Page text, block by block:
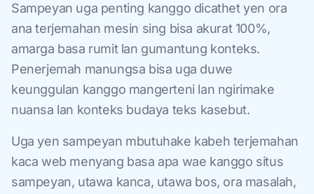
Sampeyan uga penting kanggo dicathet yen ora
ana terjemahan mesin sing bisa akurat 100%,
amarga basa rumit lan gumantung konteks.
Penerjemah manungsa bisa uga duwe
keunggulan kanggo mangerteni lan ngirimake
nuansa lan konteks budaya teks kasebut.
Uga yen sampeyan mbutuhake kabeh terjemahan
kaca web menyang basa apa wae kanggo situs
sampeyan, utawa kanca, utawa bos, ora masalah,